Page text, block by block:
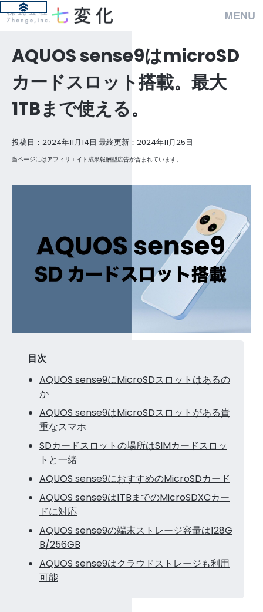
MENU
AQUOS sense9はmicroSD
カードスロット搭載。最大
1TBまで使える。
投稿日：2024年11月14日 最終更新：2024年11月25日
当ページにはアフィリエイト成果報酬型広告が含まれています。
目次
AQUOS sense9にMicroSDスロットはあるの
か
AQUOS sense9はMicroSDスロットがある貴
重なスマホ
SDカードスロットの場所はSIMカードスロッ
トと一緒
AQUOS sense9におすすめのMicroSDカード
AQUOS sense9は1TBまでのMicroSDXCカー
ドに対応
AQUOS sense9の端末ストレージ容量は128G
B/256GB
AQUOS sense9はクラウドストレージも利用
可能